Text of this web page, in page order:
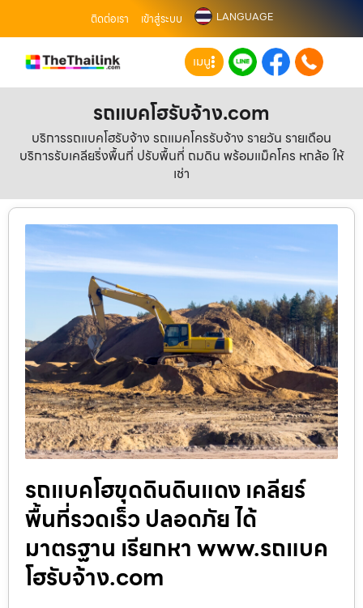
ติดต่อเรา เข้าสู่ระบบ LANGUAGE
เมนู
รถแบคโฮรับจ้าง.com
บริการรถแบคโฮรับจ้าง รถแมคโครรับจ้าง รายวัน รายเดือน
บริการรับเคลียริ่งพื้นที่ ปรับพื้นที่ ถมดิน พร้อมแม็คโคร หกล้อ ให้
เช่า
รถแบคโฮขุดดินดินแดง เคลียร์
พื้นที่รวดเร็ว ปลอดภัย ได้
มาตรฐาน เรียกหา www.รถแบค
โฮรับจ้าง.com